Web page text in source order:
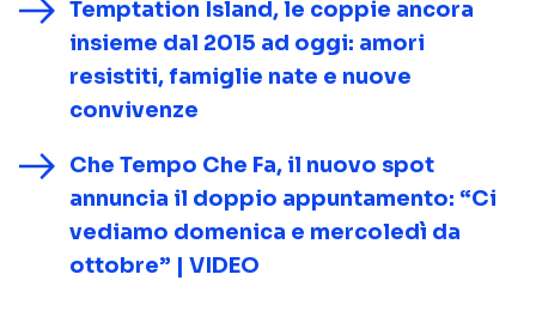
Temptation Island, le coppie ancora
insieme dal 2015 ad oggi: amori
resistiti, famiglie nate e nuove
convivenze
Che Tempo Che Fa, il nuovo spot
annuncia il doppio appuntamento: “Ci
vediamo domenica e mercoledì da
ottobre” | VIDEO